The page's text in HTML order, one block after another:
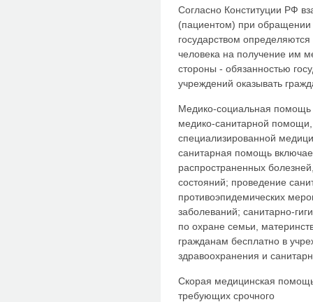
Согласно Конституции РФ
(пациентом) при
государством
человека на получение им
стороны - обязанностью
учреждений оказывать
Медико-социальная помощь
медико-санитарной
специализированной
санитарная помощь
распространенных
состояний; проведение
противоэпидемических
заболеваний; санитарно-
по охране семьи,
гражданам бесплатно в
здравоохранения и
Скорая медицинская
требующих срочного